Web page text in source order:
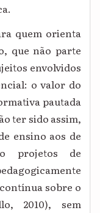
quem orienta
que não parte
envolvidos
o valor do
pautada
ter sido assim,
ensino aos de
projetos de
sobre o
2010), sem